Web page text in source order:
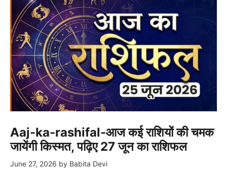
Aaj-ka-rashifal-आज कई राशियों की चमक
जायेंगी किस्मत, पढ़िए 27 जून का राशिफल
June 27, 2026 by Babita Devi